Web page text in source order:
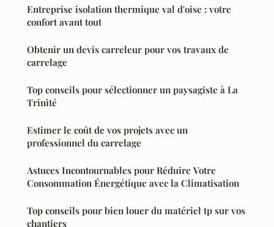
Entreprise isolation thermique val d'oise : votre
confort avant tout
Obtenir un devis carreleur pour vos travaux de
carrelage
Top conseils pour sélectionner un paysagiste à La
Trinité
Estimer le coût de vos projets avec un
professionnel du carrelage
Astuces Incontournables pour Réduire Votre
Consommation Énergétique avec la Climatisation
Top conseils pour bien louer du matériel tp sur vos
chantiers